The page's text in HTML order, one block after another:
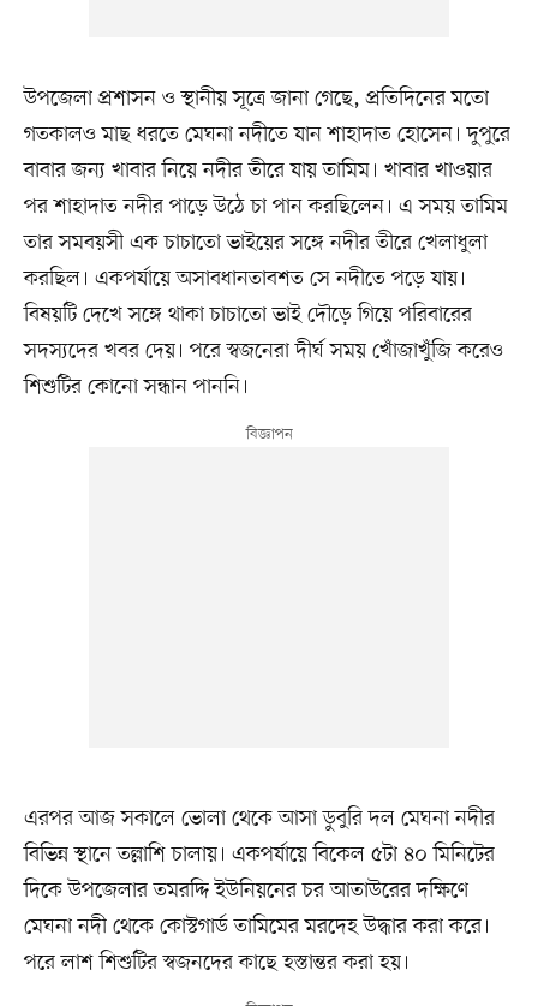
উপজেলা প্রশাসন ও স্থানীয় সূত্রে জানা গেছে, প্রতিদিনের মতো
গতকালও মাছ ধরতে মেঘনা নদীতে যান শাহাদাত হোসেন। দুপুরে
বাবার জন্য খাবার নিয়ে নদীর তীরে যায় তামিম। খাবার খাওয়ার
পর শাহাদাত নদীর পাড়ে উঠে চা পান করছিলেন। এ সময় তামিম
তার সমবয়সী এক চাচাতো ভাইয়ের সঙ্গে নদীর তীরে খেলাধুলা
করছিল। একপর্যায়ে অসাবধানতাবশত সে নদীতে পড়ে যায়।
বিষয়টি দেখে সঙ্গে থাকা চাচাতো ভাই দৌড়ে গিয়ে পরিবারের
সদস্যদের খবর দেয়। পরে স্বজনেরা দীর্ঘ সময় খোঁজাখুঁজি করেও
শিশুটির কোনো সন্ধান পাননি।
এরপর আজ সকালে ভোলা থেকে আসা ডুবুরি দল মেঘনা নদীর
বিভিন্ন স্থানে তল্লাশি চালায়। একপর্যায়ে বিকেল ৫টা ৪০ মিনিটের
দিকে উপজেলার তমরদ্দি ইউনিয়নের চর আতাউরের দক্ষিণে
মেঘনা নদী থেকে কোস্টগার্ড তামিমের মরদেহ উদ্ধার করা করে।
পরে লাশ শিশুটির স্বজনদের কাছে হস্তান্তর করা হয়।